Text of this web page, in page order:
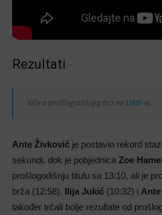
Rezultati
Više o prošlogodišnjoj trci naLINK-u.
Ante Živković je postavio rekord
sekundi, dok je pobjednica Zoe Hamel
prošlogodišnju titulu sa 13:10, ali je
brža (12:58). Ilija Jukić (10:32) i
također trčali bolje rezultate od